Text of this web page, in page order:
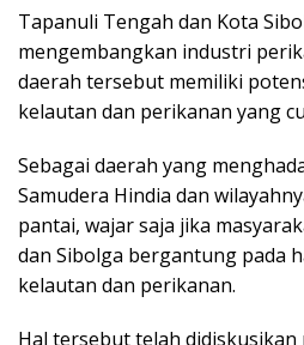
Tapanuli Tengah dan Kota
mengembangkan industri
daerah tersebut memiliki
kelautan dan perikanan yang
Sebagai daerah yang
Samudera Hindia dan
pantai, wajar saja jika
dan Sibolga bergantung pada
kelautan dan perikanan.
Hal tersebut telah didiskusikan